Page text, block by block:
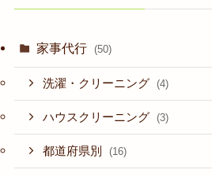
家事代行 (50)
洗濯・クリーニング (4)
ハウスクリーニング (3)
都道府県別 (16)